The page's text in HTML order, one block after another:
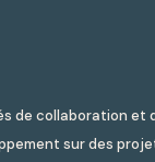
de collaboration et
sur des